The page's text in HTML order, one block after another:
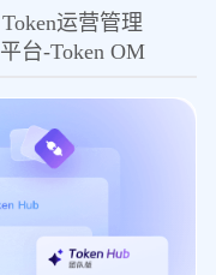
Token运营管理
平台-Token OM